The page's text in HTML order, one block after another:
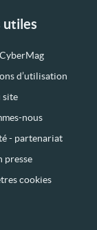
utiles
d’utilisation
site
nous
- partenariat
presse
cookies